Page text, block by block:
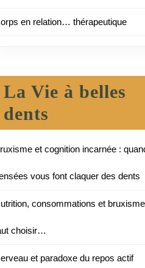
en relation… thérapeutique
La Vie à belles
dents
et cognition incarnée :
vous font claquer des dents
consommations et
choisir…
et paradoxe du repos actif